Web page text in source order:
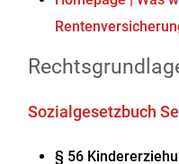
Sozialgesetzbuch
§ 56